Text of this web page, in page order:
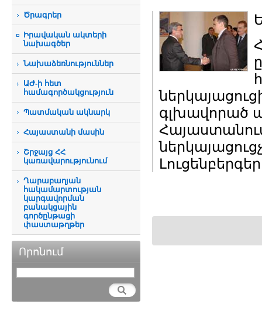
Ծրագրեր
Իրավական ակտերի
նախագծեր
Նախաձեռնություններ
ԱԺ-ի հետ
համագործակցություն
Պատմական ակնարկ
Հայաստանի մասին
Շրջայց ՀՀ
կառավարությունում
Ղարաբաղյան
հակամարտության
կարգավորման
բանակցային
գործընթացի
փաստաթղթեր
Որոնում
գլխավորած